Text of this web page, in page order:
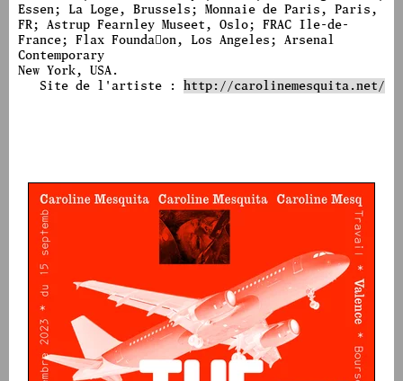
Essen; La Loge, Brussels; Monnaie de Paris, Paris,
FR; Astrup Fearnley Museet, Oslo; FRAC Ile-de-
France; Flax Founda􀆟on, Los Angeles; Arsenal
Contemporary
New York, USA.
Site de l'artiste : http://carolinemesquita.net/